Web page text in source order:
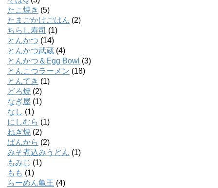
たこ焼き (5)
たまごかけごはん (2)
ちらし寿司 (1)
とんかつ (14)
とんかつ武蔵 (4)
とんかつ＆Egg Bowl (3)
とんこつラーメン (18)
とんてき (1)
どろ焼 (2)
なぎ屋 (1)
なし (1)
にしむら (1)
ねぎ焼 (2)
ばんから (2)
みそ煮込みうどん (1)
もみじ (1)
もも (1)
らーめん亀王 (4)